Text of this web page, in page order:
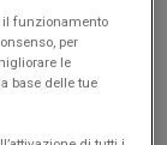
il funzionamento
per
le
base delle tue